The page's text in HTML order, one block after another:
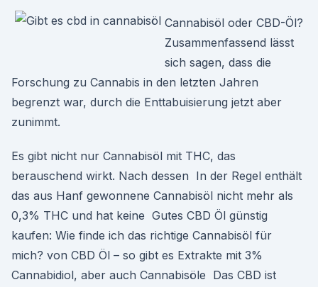
Cannabisöl oder CBD-Öl?
Zusammenfassend lässt
sich sagen, dass die
Forschung zu Cannabis in den letzten Jahren
begrenzt war, durch die Enttabuisierung jetzt aber
zunimmt.
Es gibt nicht nur Cannabisöl mit THC, das
berauschend wirkt. Nach dessen In der Regel enthält
das aus Hanf gewonnene Cannabisöl nicht mehr als
0,3% THC und hat keine Gutes CBD Öl günstig
kaufen: Wie finde ich das richtige Cannabisöl für
mich? von CBD Öl – so gibt es Extrakte mit 3%
Cannabidiol, aber auch Cannabisöle Das CBD ist